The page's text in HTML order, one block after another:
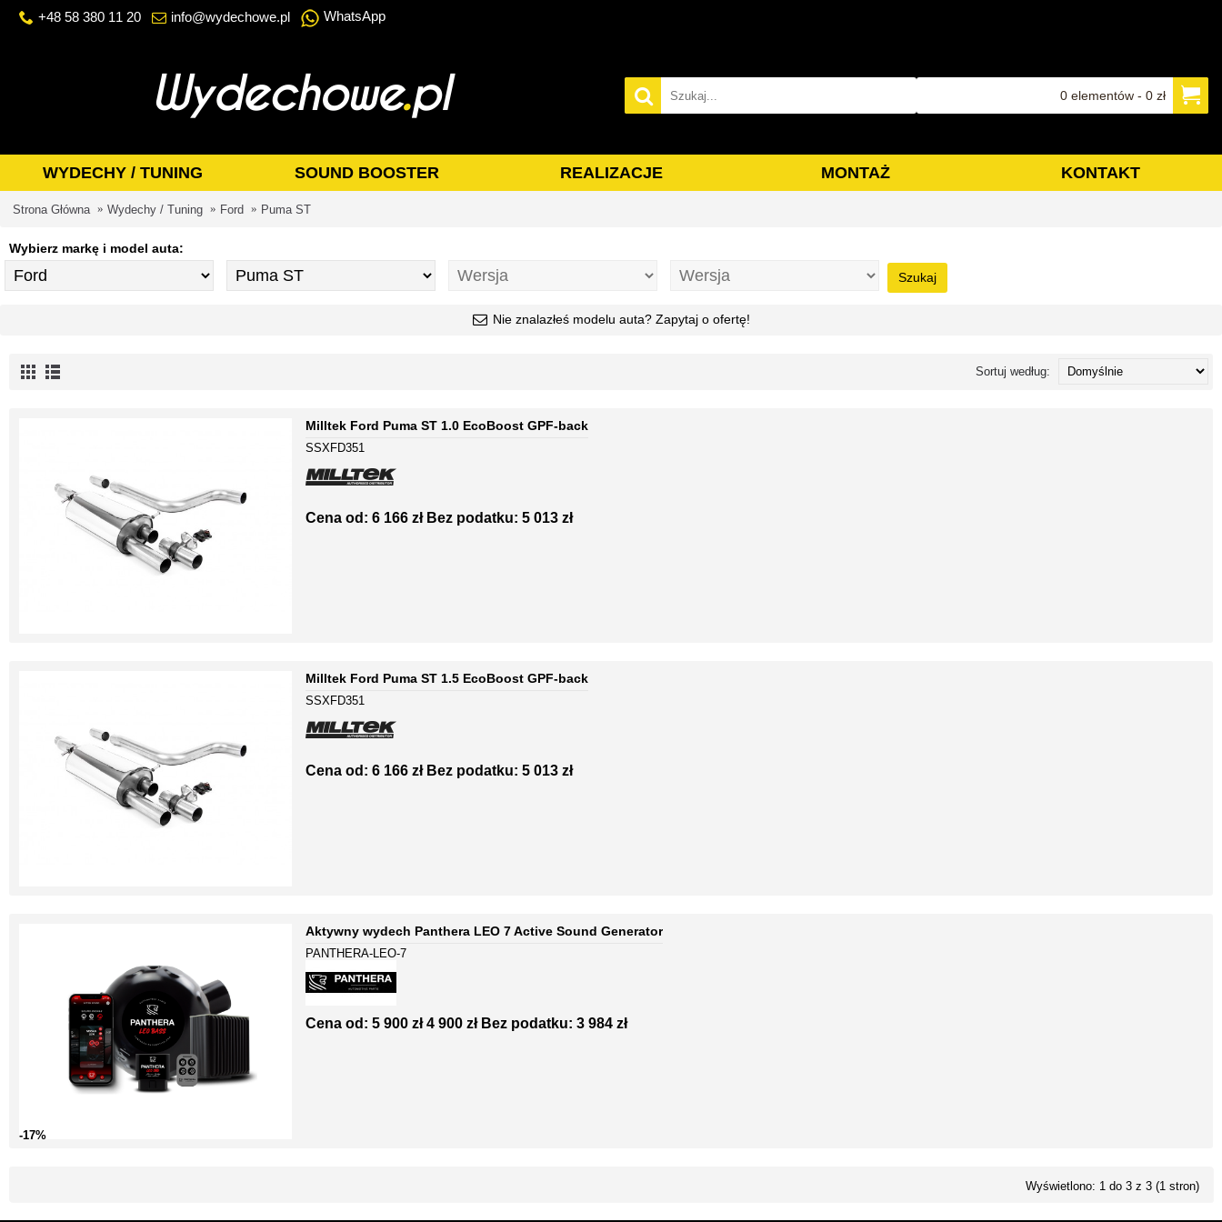
+48 58 380 11 20 info@wydechowe.pl WhatsApp
0 elementów - 0 zł
WYDECHY / TUNING SOUND BOOSTER REALIZACJE MONTAŻ KONTAKT
Strona Główna Wydechy / Tuning Ford Puma ST
Wybierz markę i model auta:
Szukaj
Nie znalazłeś modelu auta? Zapytaj o ofertę!
Sortuj według:
Milltek Ford Puma ST 1.0 EcoBoost GPF-back
SSXFD351
Cena od: 6 166 zł Bez podatku: 5 013 zł
Milltek Ford Puma ST 1.5 EcoBoost GPF-back
SSXFD351
Cena od: 6 166 zł Bez podatku: 5 013 zł
-17%
Aktywny wydech Panthera LEO 7 Active Sound Generator
PANTHERA-LEO-7
Cena od: 5 900 zł 4 900 zł Bez podatku: 3 984 zł
Wyświetlono: 1 do 3 z 3 (1 stron)